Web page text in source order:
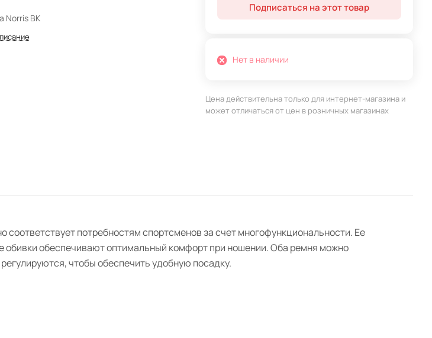
Norris BK
Подписаться на этот товар
Нет в наличии
Цена действительна только для интернет-магазина и
может отличаться от цен в розничных магазинах
потребностям спортсменов за счет многофункциональности. Ее
обивки обеспечивают оптимальный комфорт при ношении. Оба ремня можно
чтобы обеспечить удобную посадку.